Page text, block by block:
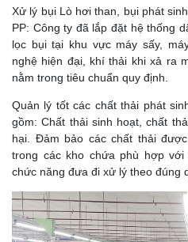
Xử lý bụi Lò hơi than, bụi phát
PP: Công ty đã lắp đặt hệ thống
lọc bụi tại khu vực máy sấy,
nghệ hiện đại, khí thải khi xả ra
nằm trong tiêu chuẩn quy định.
Quản lý tốt các chất thải phát
gồm: Chất thải sinh hoạt, chất
hại. Đảm bảo các chất thải
trong các kho chứa phù hợp
chức năng đưa đi xử lý theo đúng